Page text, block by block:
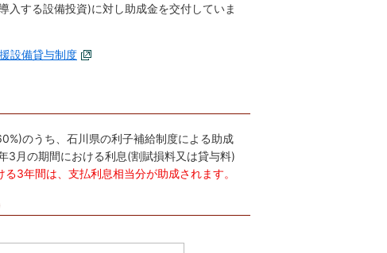
入する設備投資)に対し助成金を交付していま
設備貸与制度
のうち、石川県の利子補給制度による助成
3月の期間における利息(割賦損料又は貸与料)
3年間は、支払利息相当分が助成されます。